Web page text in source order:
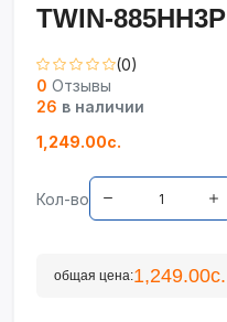
TWIN-885HH3P
(0)
0 Отзывы
26 в наличии
1,249.00с.
Кол-во
общая цена:1,249.00с.